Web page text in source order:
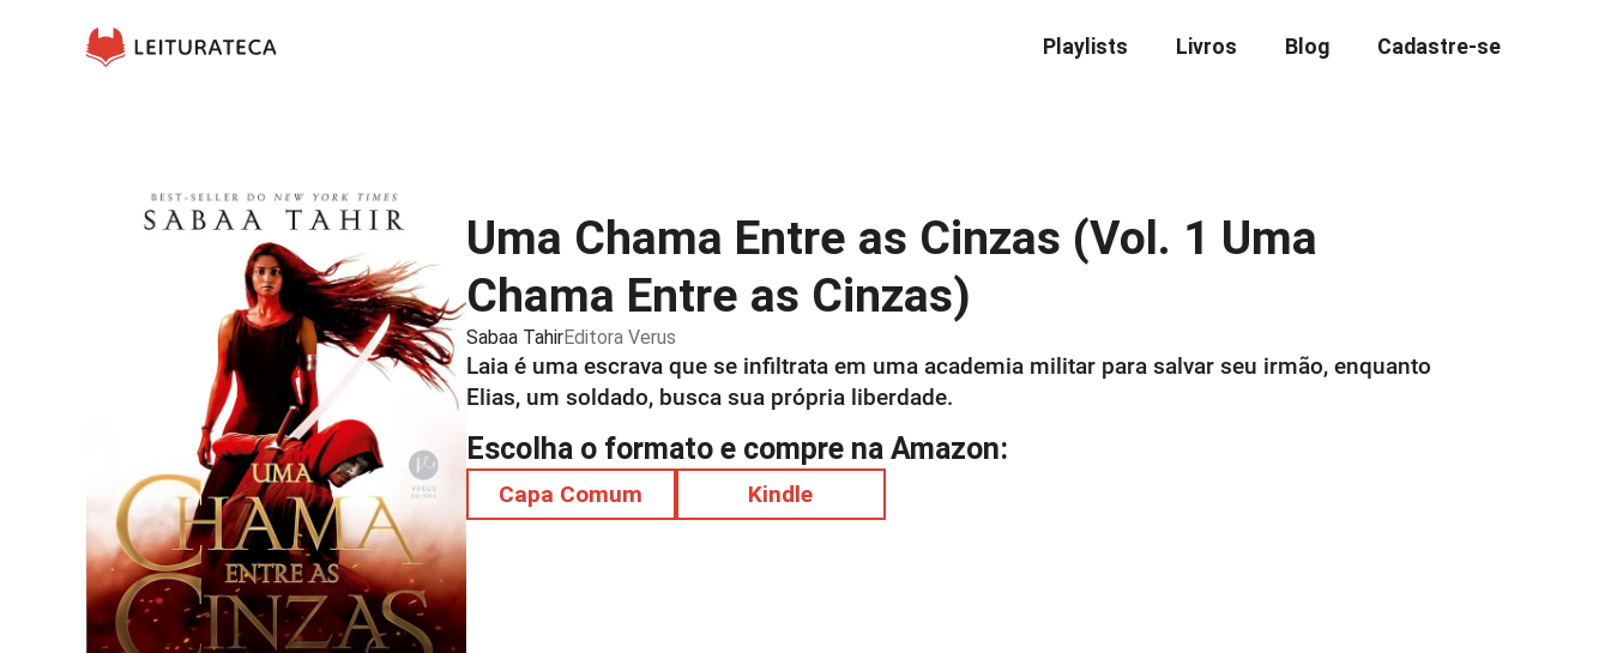
Playlists Livros Blog Cadastre-se
Uma Chama Entre as Cinzas (Vol. 1 Uma
Chama Entre as Cinzas)
Sabaa TahirEditora Verus
Laia é uma escrava que se infiltrata em uma academia militar para salvar seu irmão, enquanto
Elias, um soldado, busca sua própria liberdade.
Escolha o formato e compre na Amazon:
Capa Comum Kindle